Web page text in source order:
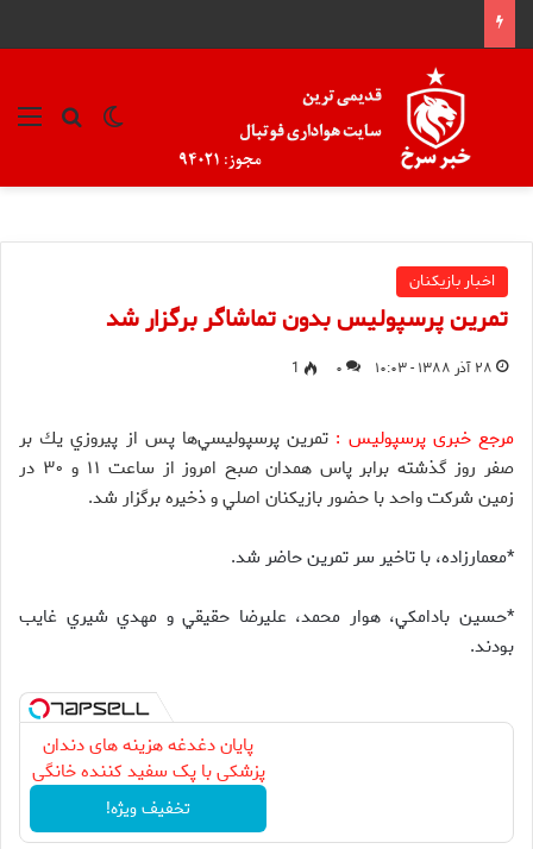
تغییر پوسته
اخبار بازیکنان
تمرين پرسپوليس بدون تماشاگر برگزار شد
۲۸ آذر ۱۳۸۸ - ۱۰:۰۳ ۰ 1
مرجع خبری پرسپولیس : تمرين پرسپوليسي‌ها پس از پيروزي يك بر
صفر روز گذشته برابر پاس همدان صبح امروز از ساعت ۱۱ و ۳۰ در
زمين شركت واحد با حضور بازيكنان اصلي و ذخيره برگزار شد.
*معمارزاده، با تاخير سر تمرين حاضر شد.
*حسين بادامكي، هوار محمد، عليرضا حقيقي و مهدي شيري غايب
بودند.
پایان دغدغه هزینه های دندان
پزشکی با پک سفید کننده خانگی
تخفیف ویژه!